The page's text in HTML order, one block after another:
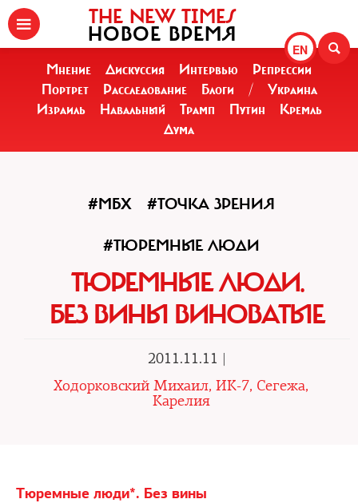
EN
THE NEW TIMES
НОВОЕ ВРЕМЯ
Мнение Дискуссия Интервью
Репрессии
Портрет
Расследование Блоги /
Украина
Израиль
Навальный Трамп Путин
Кремль
Дума
#МБХ #ТОЧКА ЗРЕНИЯ
#ТЮРЕМНЫЕ ЛЮДИ
ТЮРЕМНЫЕ ЛЮДИ.
БЕЗ ВИНЫ ВИНОВАТЫЕ
2011.11.11 |
Ходорковский Михаил, ИК-7, Сегежа,
Карелия
Тюремные люди*. Без вины